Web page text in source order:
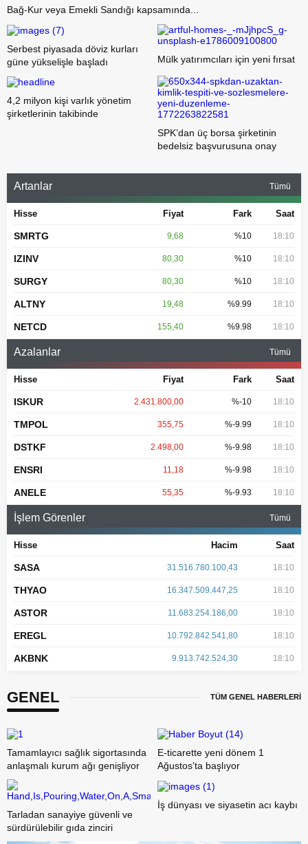
Bağ-Kur veya Emekli Sandığı kapsamında...
Serbest piyasada döviz kurları
güne yükselişle başladı
Mülk yatırımcıları için yeni fırsat
4,2 milyon kişi varlık yönetim
şirketlerinin takibinde
SPK’dan üç borsa şirketinin
bedelsiz başvurusuna onay
Artanlar Tümü
Hisse Fiyat Fark Saat
SMRTG 9,68 %10 18:10
IZINV 80,30 %10 18:10
SURGY 80,30 %10 18:10
ALTNY 19,48 %9.99 18:10
NETCD 155,40 %9.98 18:10
Azalanlar Tümü
Hisse Fiyat Fark Saat
ISKUR 2.431.800,00 %-10 18:10
TMPOL 355,75 %-9.99 18:10
DSTKF 2.498,00 %-9.98 18:10
ENSRI 11,18 %-9.98 18:10
ANELE 55,35 %-9.93 18:10
İşlem Görenler Tümü
Hisse Hacim Saat
SASA 31.516.780.100,43 18:10
THYAO 16.347.509.447,25 18:10
ASTOR 11.683.254.186,00 18:10
EREGL 10.792.842.541,80 18:10
AKBNK 9.913.742.524,30 18:10
GENEL TÜM GENEL HABERLERİ
Tamamlayıcı sağlık sigortasında
anlaşmalı kurum ağı genişliyor
E-ticarette yeni dönem 1
Ağustos’ta başlıyor
Tarladan sanayiye güvenli ve
sürdürülebilir gıda zinciri
İş dünyası ve siyasetin acı kaybı